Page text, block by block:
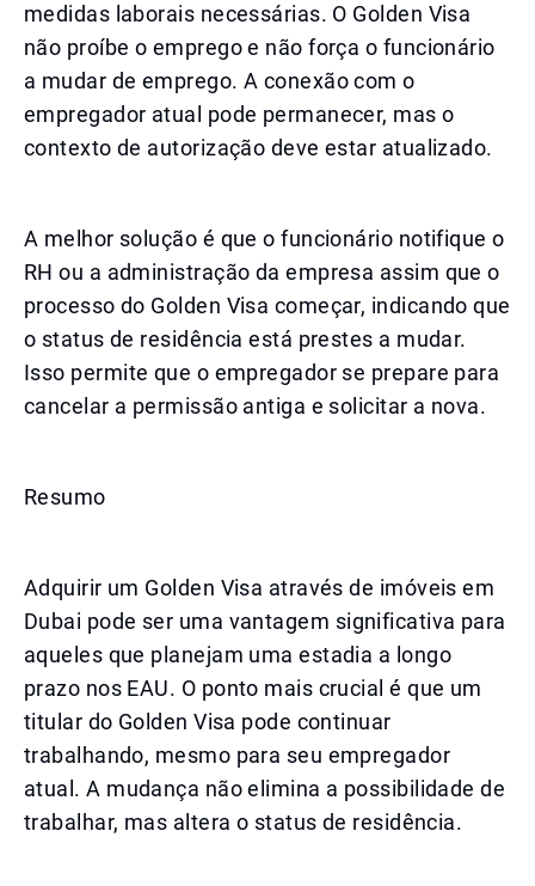
medidas laborais necessárias. O Golden Visa
não proíbe o emprego e não força o funcionário
a mudar de emprego. A conexão com o
empregador atual pode permanecer, mas o
contexto de autorização deve estar atualizado.
A melhor solução é que o funcionário notifique o
RH ou a administração da empresa assim que o
processo do Golden Visa começar, indicando que
o status de residência está prestes a mudar.
Isso permite que o empregador se prepare para
cancelar a permissão antiga e solicitar a nova.
Resumo
Adquirir um Golden Visa através de imóveis em
Dubai pode ser uma vantagem significativa para
aqueles que planejam uma estadia a longo
prazo nos EAU. O ponto mais crucial é que um
titular do Golden Visa pode continuar
trabalhando, mesmo para seu empregador
atual. A mudança não elimina a possibilidade de
trabalhar, mas altera o status de residência.